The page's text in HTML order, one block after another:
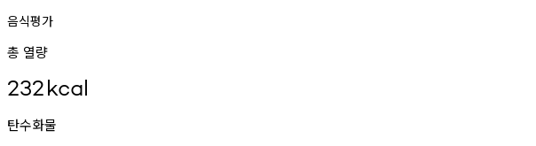
음식평가
총 열량
232kcal
탄수화물